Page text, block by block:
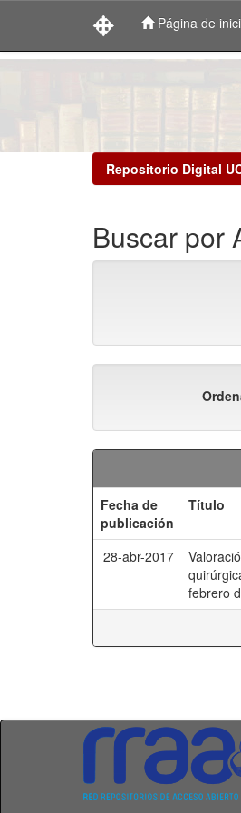
Página de
Repositorio Digital
Buscar por
Fecha de
publicación
Título
28-abr-2017
febrero